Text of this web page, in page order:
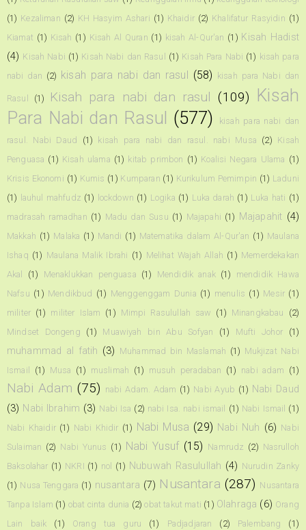
(1) Kezaliman (2) KH Hasyim Ashari (1) Khaidir (2) Khalifatur Rasyidin (1)
Kiamat (1) Kisah (1) Kisah Al Quran (1) kisah Al-Qur'an (1) Kisah Hadist
(4) Kisah Nabi (1) Kisah Nabi dan Rasul (1) Kisah Para Nabi (1) kisah para
nabi dan (2) kisah para nabi dan rasul (58) kisah para Nabi dan
Rasul (1) Kisah para nabi dan rasul (109) Kisah
Para Nabi dan Rasul (577)
kisah para nabi dan
rasul. Nabi Daud
(1) kisah para nabi dan rasul. nabi Musa (2) Kisah
Penguasa (1) Kisah ulama (1) kitab primbon (1) Koalisi Negara Ulama (1)
Krisis Ekonomi (1) Kumis (1) Kumparan (1) Kurikulum Pemimpin (1) Laduni
(1) lauhul mahfudz (1) lockdown (1) Logika (1) Luka darah (1) Luka hati (1)
madrasah ramadhan (1) Madu dan Susu (1) Majapahi (1) Majapahit (4)
Makkah (1) Malaka (1) Mandi (1) Matematika dalam Al-Qur'an (1) Maulana
Ishaq (1) Maulana Malik Ibrahi (1) Melihat Wajah Allah (1) Memerdekakan
Akal
(1) Menaklukkan penguasa (1) Mendidik anak (1)
mendidik Hawa
Nafsu (1) Mendikbud (1) Menggenggam Dunia (1) menulis (1) Mesir (1)
militer (1) militer Islam (1) Mimpi Rasulullah saw (1) Minangkabau
(2)
Mindset Dongeng
(1) Muawiyah bin Abu Sofyan (1) Mufti Johor (1)
muhammad al fatih (3) Muhammad bin Maslamah (1) Mukjizat Nabi
Ismail
(1) Musa (1) muslimah (1) musuh peradaban (1) nabi adam (1)
Nabi Adam (75) nabi Adam. Adam (1) Nabi Ayub (1) Nabi Daud
(3) Nabi Ibrahim (3) Nabi Isa (2) nabi Isa. nabi ismail (1) Nabi Ismail (1)
Nabi Khaidir (1) Nabi Khidir (1) Nabi Musa (29) Nabi Nuh (6) Nabi
Sulaiman (2) Nabi Yunus (1) Nabi Yusuf (15) Namrudz (2) Nasrulloh
Baksolahar (1) NKRI (1) nol (1) Nubuwah Rasulullah (4) Nurudin Zanky
(1) Nusa Tenggara (1) nusantara (7) Nusantara (287) Nusantara
Tanpa Islam (1) obat cinta dunia (2) obat takut mati (1) Olahraga (6) Orang
Lain baik
(1) Orang tua guru (1) Padjadjaran (2) Palembang (1)